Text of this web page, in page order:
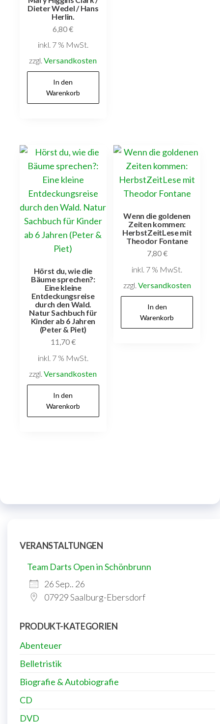
Dieter Wedel / Hans
Herlin.
6,80€
inkl. 7 % MwSt.
zzgl.Versandkosten
In den
Warenkorb
Hörst du, wie die
Bäume sprechen?:
Eine kleine
Entdeckungsreise
durch den Wald.
Natur Sachbuch für
Kinder ab 6 Jahren
(Peter & Piet)
11,70€
inkl. 7 % MwSt.
zzgl.Versandkosten
In den
Warenkorb
Wenn die goldenen
Zeiten kommen:
HerbstZeitLese mit
Theodor Fontane
7,80€
inkl. 7 % MwSt.
zzgl. Versandkosten
In den
Warenkorb
VERANSTALTUNGEN
Team Darts Open in Schönbrunn
26 Sep.. 26
07929 Saalburg-Ebersdorf
PRODUKT-KATEGORIEN
Abenteuer
Belletristik
Biografie & Autobiografie
CD
DVD